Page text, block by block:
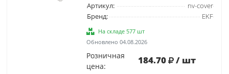
Артикул:
nv-cover
Бренд:
EKF
На складе 577 шт
Обновлено 04.08.2026
Розничная
цена:
184.70 / шт